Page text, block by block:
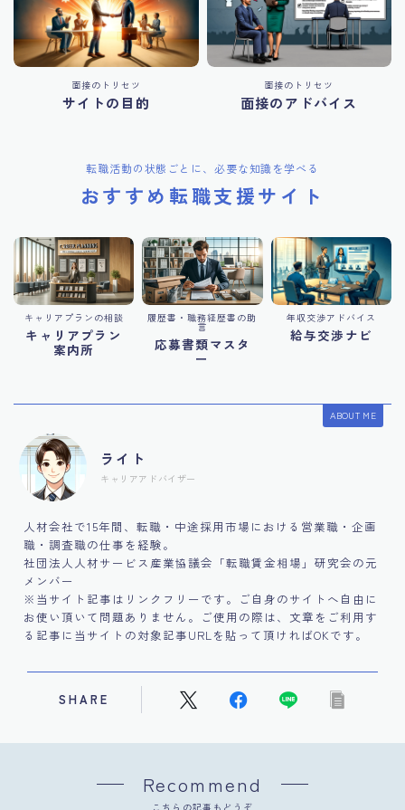
面接のトリセツ
サイトの目的
面接のトリセツ
面接のアドバイス
転職活動の状態ごとに、必要な知識を学べる
おすすめ転職支援サイト
キャリアプランの相談
キャリアプラン
案内所
履歴書・職務経歴書の助
言
応募書類マスタ
ー
年収交渉アドバイス
給与交渉ナビ
ABOUT ME
ライト
キャリアアドバイザー
人材会社で15年間、転職・中途採用市場における営業職・企画
職・調査職の仕事を経験。
社団法人人材サービス産業協議会「転職賃金相場」研究会の元
メンバー
※当サイト記事はリンクフリーです。ご自身のサイトへ自由に
お使い頂いて問題ありません。ご使用の際は、文章をご利用す
る記事に当サイトの対象記事URLを貼って頂ければOKです。
SHARE
Recommend
こちらの記事もどうぞ